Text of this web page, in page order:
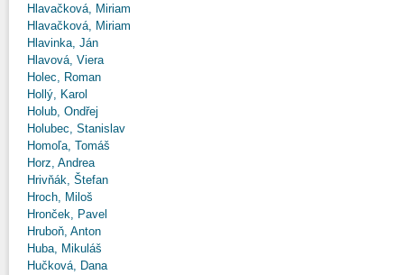
Hlavačková, Miriam
Hlavačková, Miriam
Hlavinka, Ján
Hlavová, Viera
Holec, Roman
Hollý, Karol
Holub, Ondřej
Holubec, Stanislav
Homoľa, Tomáš
Horz, Andrea
Hrivňák, Štefan
Hroch, Miloš
Hronček, Pavel
Hruboň, Anton
Huba, Mikuláš
Hučková, Dana